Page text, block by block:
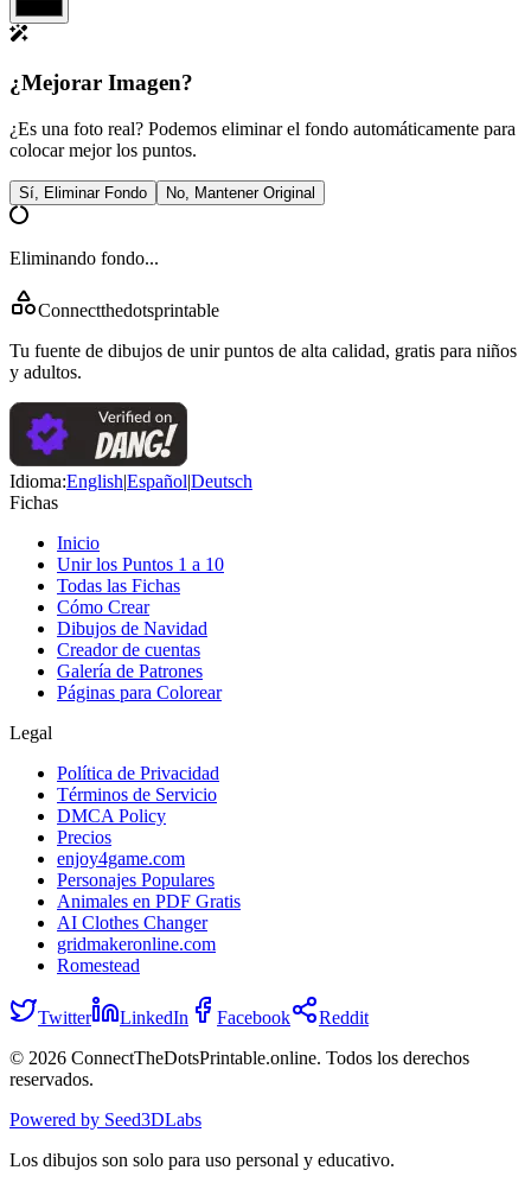
¿Mejorar Imagen?
¿Es una foto real? Podemos eliminar el fondo automáticamente para
colocar mejor los puntos.
Sí, Eliminar Fondo No, Mantener Original
Eliminando fondo...
Connectthedotsprintable
Tu fuente de dibujos de unir puntos de alta calidad, gratis para niños
y adultos.
Idioma:English|Español|Deutsch
Fichas
Inicio
Unir los Puntos 1 a 10
Todas las Fichas
Cómo Crear
Dibujos de Navidad
Creador de cuentas
Galería de Patrones
Páginas para Colorear
Legal
Política de Privacidad
Términos de Servicio
DMCA Policy
Precios
enjoy4game.com
Personajes Populares
Animales en PDF Gratis
AI Clothes Changer
gridmakeronline.com
Romestead
Twitter LinkedIn Facebook
Reddit
© 2026 ConnectTheDotsPrintable.online. Todos los derechos
reservados.
Powered by Seed3DLabs
Los dibujos son solo para uso personal y educativo.